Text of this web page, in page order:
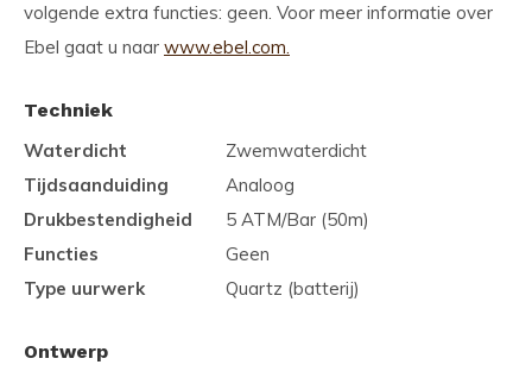
volgende extra functies: geen. Voor meer informatie over
Ebel gaat u naar www.ebel.com.
Techniek
Waterdicht
Zwemwaterdicht
Tijdsaanduiding
Analoog
Drukbestendigheid
5 ATM/Bar (50m)
Functies
Geen
Type uurwerk
Quartz (batterij)
Ontwerp